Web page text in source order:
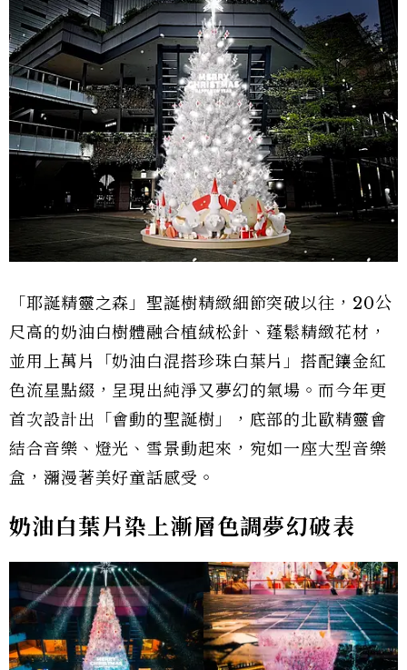
「耶誕精靈之森」聖誕樹精緻細節突破以往，20公
尺高的奶油白樹體融合植絨松針、蓬鬆精緻花材，
並用上萬片「奶油白混搭珍珠白葉片」搭配鑲金紅
色流星點綴，呈現出純淨又夢幻的氣場。而今年更
首次設計出「會動的聖誕樹」，底部的北歐精靈會
結合音樂、燈光、雪景動起來，宛如一座大型音樂
盒，瀰漫著美好童話感受。
奶油白葉片染上漸層色調夢幻破表